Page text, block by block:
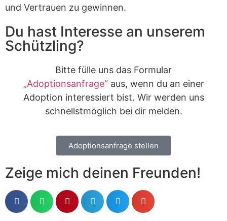
und Vertrauen zu gewinnen.
Du hast Interesse an unserem
Schützling?
Bitte fülle uns das Formular
„Adoptionsanfrage“aus, wenn du an einer
Adoption interessiert bist. Wir werden uns
schnellstmöglich bei dir melden.
Adoptionsanfrage stellen
Zeige mich deinen Freunden!